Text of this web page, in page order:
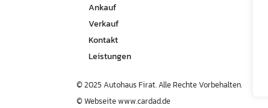
Ankauf
Verkauf
Kontakt
Leistungen
© 2025 Autohaus Firat. Alle Rechte Vorbehalten.
© Webseitewww.cardad.de